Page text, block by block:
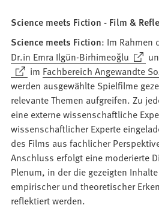
Science meets Fiction - Film &
Science meets Fiction: Im Rahmen
Dr.in Emra Ilgün-Birhimeoğlu
(Öffnet
in
einem
neuen
Tab)
(Öffnet
in
einem
neuen
Tab)
im Fachbereich Angewandte
(Öffnet
in
einem
neuen
Tab)
werden ausgewählte Spielfilme
relevante Themen aufgreifen. Zu
eine externe wissenschaftliche
wissenschaftlicher Experte
des Films aus fachlicher
Anschluss erfolgt eine moderierte
Plenum, in der die gezeigten
empirischer und theoretischer
reflektiert werden.